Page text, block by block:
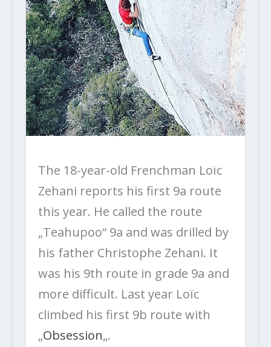
The 18-year-old Frenchman Loïc
Zehani reports his first 9a route
this year. He called the route
„Teahupoo“ 9a and was drilled by
his father Christophe Zehani. It
was his 9th route in grade 9a and
more difficult. Last year Loïc
climbed his first 9b route with
„Obsession„.